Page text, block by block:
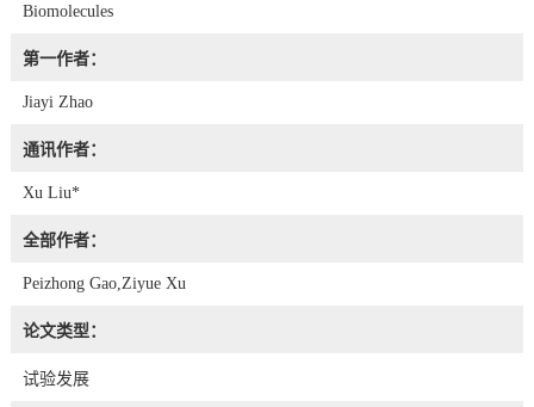
Biomolecules
第一作者：
Jiayi Zhao
通讯作者：
Xu Liu*
全部作者：
Peizhong Gao,Ziyue Xu
论文类型：
试验发展